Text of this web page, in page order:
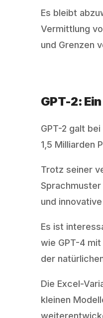
Es bleibt
Vermittlung
und Grenzen
GPT-2:
GPT-2 galt
1,5 Milliarden
Trotz seiner
und
Es ist
wie GPT-4
der
Die Excel-
kleinen